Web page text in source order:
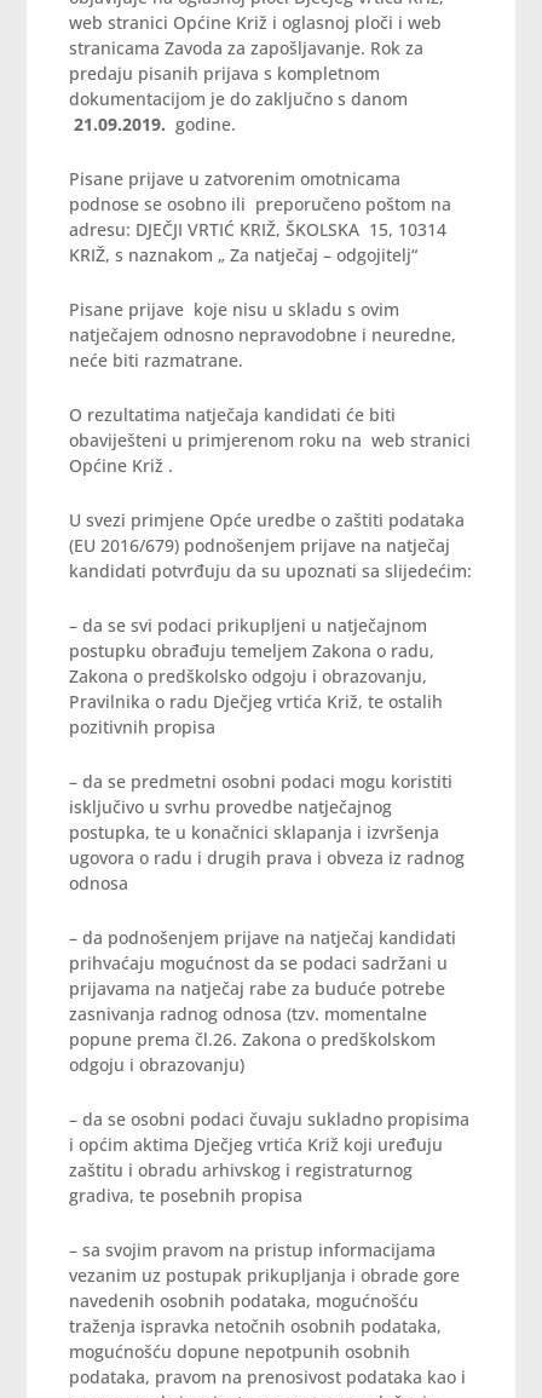
web stranici Općine Križ i oglasnoj ploči i web
stranicama Zavoda za zapošljavanje. Rok za
predaju pisanih prijava s kompletnom
dokumentacijom je do zaključno s danom
21.09.2019. godine.
Pisane prijave u zatvorenim omotnicama
podnose se osobno ili preporučeno poštom na
adresu: DJEČJI VRTIĆ KRIŽ, ŠKOLSKA 15, 10314
KRIŽ, s naznakom „ Za natječaj – odgojitelj“
Pisane prijave koje nisu u skladu s ovim
natječajem odnosno nepravodobne i neuredne,
neće biti razmatrane.
O rezultatima natječaja kandidati će biti
obaviješteni u primjerenom roku na web stranici
Općine Križ .
U svezi primjene Opće uredbe o zaštiti podataka
(EU 2016/679) podnošenjem prijave na natječaj
kandidati potvrđuju da su upoznati sa slijedećim:
– da se svi podaci prikupljeni u natječajnom
postupku obrađuju temeljem Zakona o radu,
Zakona o predškolsko odgoju i obrazovanju,
Pravilnika o radu Dječjeg vrtića Križ, te ostalih
pozitivnih propisa
– da se predmetni osobni podaci mogu koristiti
isključivo u svrhu provedbe natječajnog
postupka, te u konačnici sklapanja i izvršenja
ugovora o radu i drugih prava i obveza iz radnog
odnosa
– da podnošenjem prijave na natječaj kandidati
prihvaćaju mogućnost da se podaci sadržani u
prijavama na natječaj rabe za buduće potrebe
zasnivanja radnog odnosa (tzv. momentalne
popune prema čl.26. Zakona o predškolskom
odgoju i obrazovanju)
– da se osobni podaci čuvaju sukladno propisima
i općim aktima Dječjeg vrtića Križ koji uređuju
zaštitu i obradu arhivskog i registraturnog
gradiva, te posebnih propisa
– sa svojim pravom na pristup informacijama
vezanim uz postupak prikupljanja i obrade gore
navedenih osobnih podataka, mogućnošću
traženja ispravka netočnih osobnih podataka,
mogućnošću dopune nepotpunih osobnih
podataka, pravom na prenosivost podataka kao i